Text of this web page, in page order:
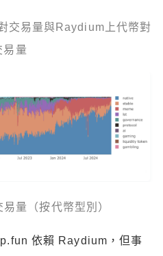
交易量與Raydium上代幣對
易量
量（按代幣型別）
依賴 Raydium，但事